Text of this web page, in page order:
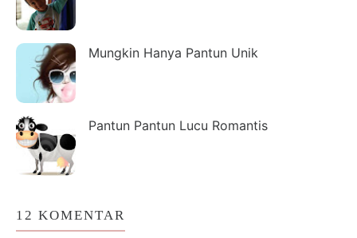
Mungkin Hanya Pantun Unik
Pantun Pantun Lucu Romantis
12 KOMENTAR